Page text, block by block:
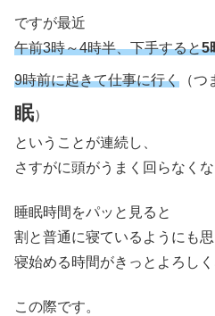
ですが最近
午前3時～4時半、下手すると5
9時前に起きて仕事に行く （つ
眠）
ということが連続し、
さすがに頭がうまく回らなくな
睡眠時間をパッと見ると
割と普通に寝ているようにも思
寝始める時間がきっとよろしく
この際です。